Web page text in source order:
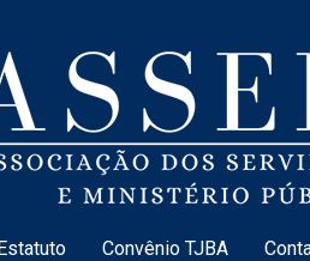
Convênio TJBA